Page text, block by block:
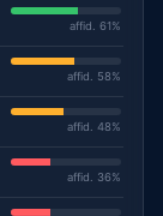
affid. 61%
affid. 58%
affid. 48%
affid. 36%